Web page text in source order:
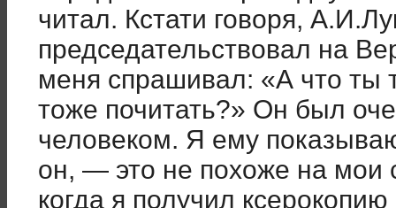
читал. Кстати говоря,
председательствовал на
меня спрашивал: «А что ты
тоже почитать?» Он был
человеком. Я ему
он, — это не похоже на мои
когда я получил